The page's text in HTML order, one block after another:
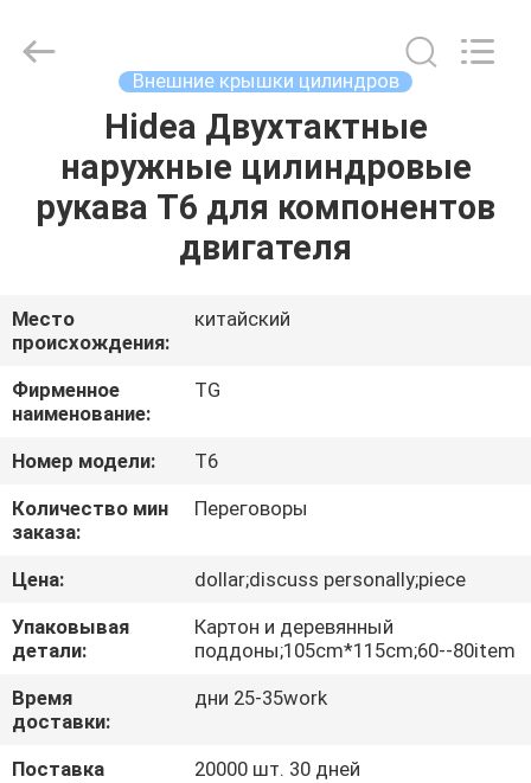
ПРОДУКТЫ
НАС
ПУТЕШЕСТВИЕ
ФАБРИКИ
ПРОВЕРКА
КАЧЕСТВА
СВЯЖИТЕСЬ
МЫ
НОВОСТИ
Block.,Ltd.
Внешние крышки цилиндров
Hidea Двухтактные
наружные цилиндровые
рукава T6 для компонентов
двигателя
Место
происхождения:
китайский
Фирменное
наименование:
TG
Номер модели:
T6
Количество мин
заказа:
Переговоры
Цена:
dollar;discuss personally;piece
Упаковывая
детали:
Картон и деревянный
поддоны;105cm*115cm;60--80item
Время
доставки:
дни 25-35work
Поставка
20000 шт. 30 дней